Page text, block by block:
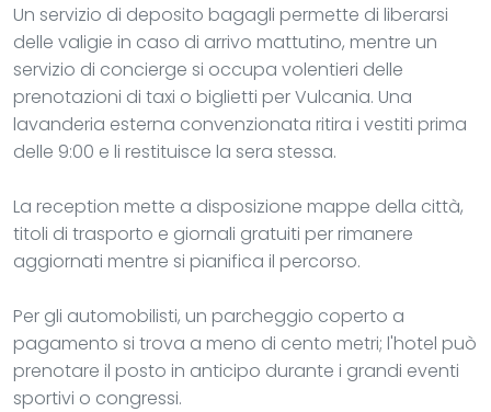
Un servizio di deposito bagagli permette di liberarsi
delle valigie in caso di arrivo mattutino, mentre un
servizio di concierge si occupa volentieri delle
prenotazioni di taxi o biglietti per Vulcania. Una
lavanderia esterna convenzionata ritira i vestiti prima
delle 9:00 e li restituisce la sera stessa.
La reception mette a disposizione mappe della città,
titoli di trasporto e giornali gratuiti per rimanere
aggiornati mentre si pianifica il percorso.
Per gli automobilisti, un parcheggio coperto a
pagamento si trova a meno di cento metri; l'hotel può
prenotare il posto in anticipo durante i grandi eventi
sportivi o congressi.